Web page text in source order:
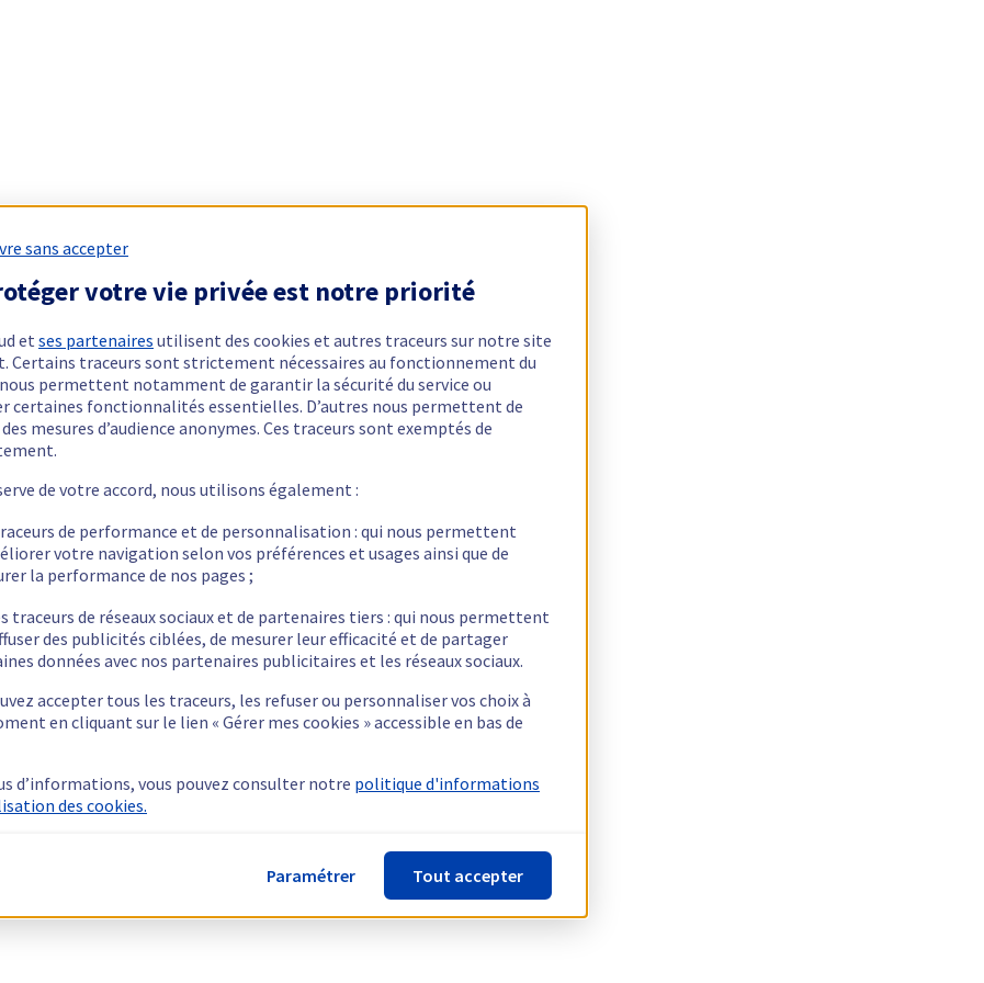
sans accepter
votre vie privée est notre priorité
etses partenaires utilisent des cookies et autres traceurs sur notre site
Certains traceurs sont strictement nécessaires au fonctionnement du
permettent notamment de garantir la sécurité du service ou
certaines fonctionnalités essentielles. D’autres nous permettent de
mesures d’audience anonymes. Ces traceurs sont exemptés de
de votre accord, nous utilisons également :
de performance et de personnalisation : qui nous permettent
votre navigation selon vos préférences et usages ainsi que de
la performance de nos pages ;
traceurs de réseaux sociaux et de partenaires tiers : qui nous permettent
des publicités ciblées, de mesurer leur efficacité et de partager
données avec nos partenaires publicitaires et les réseaux sociaux.
accepter tous les traceurs, les refuser ou personnaliser vos choix à
en cliquant sur le lien « Gérer mes cookies » accessible en bas de
d’informations, vous pouvez consulter notre politique d'informations
des cookies.
Paramétrer Tout accepter